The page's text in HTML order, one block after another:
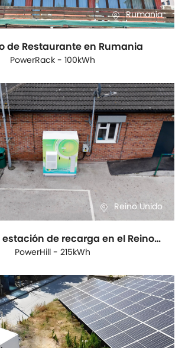
Rumanía
de Restaurante en Rumania
PowerRack - 100kWh
Reino Unido
Proyecto de estación de recarga en el Reino Unido
PowerHill - 215kWh